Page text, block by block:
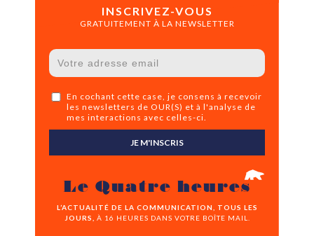
INSCRIVEZ-VOUS
GRATUITEMENT À LA NEWSLETTER
En cochant cette case, je consens à recevoir
les newsletters de OUR(S) et à l'analyse de
mes interactions avec celles-ci.
JE M'INSCRIS
Le Quatre heures
L’ACTUALITÉ DE LA COMMUNICATION, TOUS LES
JOURS,
À 16 HEURES DANS VOTRE BOÎTE MAIL.